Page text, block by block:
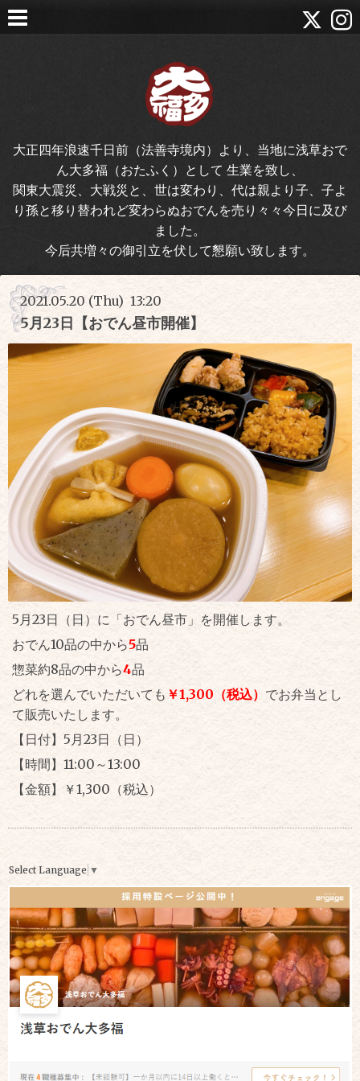
大正四年浪速千日前（法善寺境内）より、当地に浅草おで
ん大多福（おたふく）として 生業を致し、
関東大震災、大戦災と、世は変わり、代は親より子、子よ
り孫と移り替われど変わらぬおでんを売り々々今日に及び
ました。
今后共増々の御引立を伏して懇願い致します。
2021.05.20 (Thu) 13:20
5月23日【おでん昼市開催】
5月23日（日）に「おでん昼市」を開催します。
おでん10品の中から5品
惣菜約8品の中から4品
どれを選んでいただいても ￥1,300（税込） でお弁当とし
て販売いたします。
【日付】5月23日（日）
【時間】11:00～13:00
【金額】￥1,300（税込）
Select Language ▼